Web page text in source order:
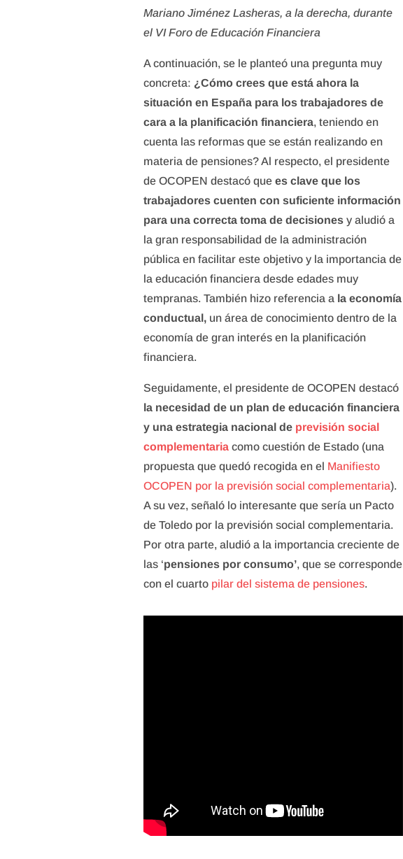
Mariano Jiménez Lasheras, a la derecha, durante
el VI Foro de Educación Financiera
A continuación, se le planteó una pregunta muy
concreta: ¿Cómo crees que está ahora la
situación en España para los trabajadores de
cara a la planificación financiera, teniendo en
cuenta las reformas que se están realizando en
materia de pensiones? Al respecto, el presidente
de OCOPEN destacó quees clave que los
trabajadores cuenten con suficiente información
para una correcta toma de decisiones y aludió a
la gran responsabilidad de la administración
pública en facilitar este objetivo y la importancia de
la educación financiera desde edades muy
tempranas. También hizo referencia a la economía
conductual, un área de conocimiento dentro de la
economía de gran interés en la planificación
financiera.
Seguidamente, el presidente de OCOPEN destacó
la necesidad de un plan de educación financiera
y una estrategia nacional de previsión social
complementaria como cuestión de Estado (una
propuesta que quedó recogida en el Manifiesto
OCOPEN por la previsión social complementaria).
A su vez, señaló lo interesante que sería un Pacto
de Toledo por la previsión social complementaria.
Por otra parte, aludió a la importancia creciente de
las ‘pensiones por consumo’, que se corresponde
con el cuarto pilar del sistema de pensiones.